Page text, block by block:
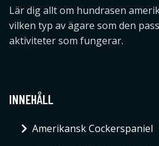
Lär dig allt om hundrasen
vilken typ av ägare som den
aktiviteter som fungerar.
INNEHÅLL
Amerikansk Cockerspaniel